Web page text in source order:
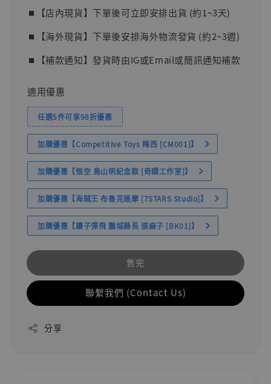
⏹︎【店內現貨】下單後可立即安排出貨 (約1~3天)
⏹︎【海外現貨】下單後安排海外物流發貨 (約2~3週)
⏹︎【補款通知】發貨時由IG或Email或簡訊通知補款
適用優惠
任選5件可享98折優惠
加購優惠【Competitive Toys 梅西 [CM001]】
加購優惠【悟空 鳥山明紀念款 [奇蹟工作室]】
加購優惠【海賊王 布魯克達摩 [7STARS Studio]】
加購優惠【讓子彈飛 鵝城縣長 張麻子 [BK01]】
售完
聯繫我們 (Contact Us)
分享